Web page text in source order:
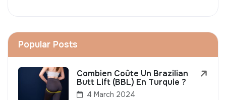
Popular Posts
Combien Coûte Un Brazilian
Butt Lift (BBL) En Turquie ?
4 March 2024